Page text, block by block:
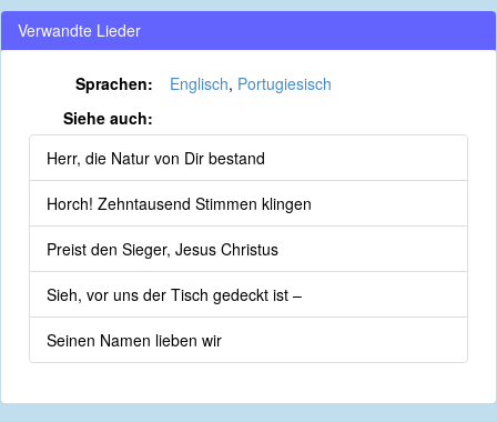
Verwandte Lieder
Sprachen: Englisch, Portugiesisch
Siehe auch:
Herr, die Natur von Dir bestand
Horch! Zehntausend Stimmen klingen
Preist den Sieger, Jesus Christus
Sieh, vor uns der Tisch gedeckt ist –
Seinen Namen lieben wir